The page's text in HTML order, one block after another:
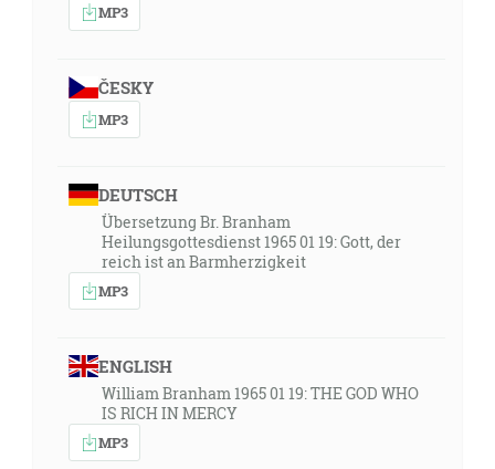
MP3
ČESKY
MP3
DEUTSCH
Übersetzung Br. Branham
Heilungsgottesdienst 1965 01 19: Gott, der
reich ist an Barmherzigkeit
MP3
ENGLISH
William Branham 1965 01 19: THE GOD WHO
IS RICH IN MERCY
MP3